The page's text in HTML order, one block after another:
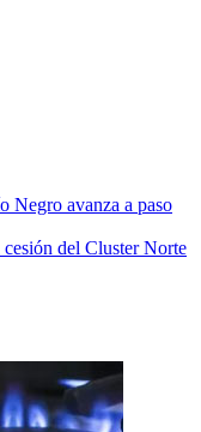
Negro avanza a paso
del Cluster Norte